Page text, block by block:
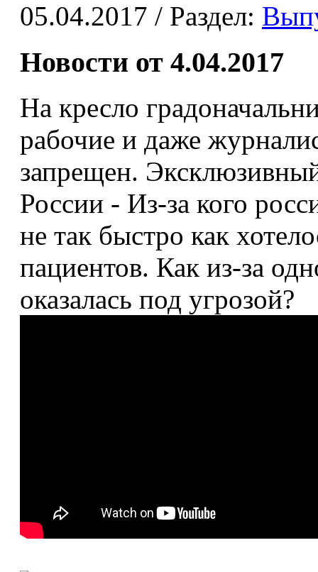
05.04.2017 / Раздел:
Новости от 4.04.2017
На кресло
рабочие и даже
запрещен.
России - Из-за кого
не так быстро как
пациентов. Как из-за
оказалась под угрозой?